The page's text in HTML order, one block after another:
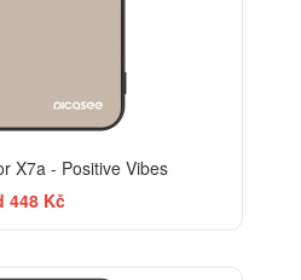
X7a - Positive Vibes
448 Kč